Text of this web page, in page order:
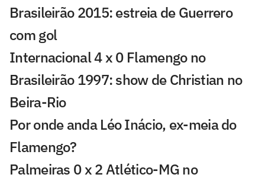
Brasileirão 2015: estreia de Guerrero
com gol
Internacional 4 x 0 Flamengo no
Brasileirão 1997: show de Christian no
Beira-Rio
Por onde anda Léo Inácio, ex-meia do
Flamengo?
Palmeiras 0 x 2 Atlético-MG no